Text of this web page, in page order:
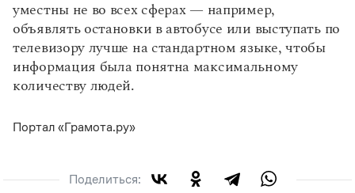
уместны не во всех сферах — например,
объявлять остановки в автобусе или выступать по
телевизору лучше на стандартном языке, чтобы
информация была понятна максимальному
количеству людей.
Портал «Грамота.ру»
Поделиться: